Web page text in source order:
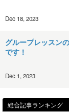
Dec 18, 2023
グループレッスン
です！
Dec 1, 2023
総合記事ランキング